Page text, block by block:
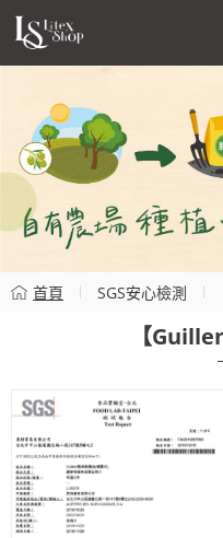
首頁 SGS安心檢測
【